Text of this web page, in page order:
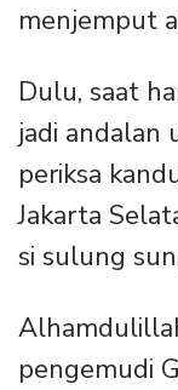
menjemput
Dulu, saat
jadi andalan
periksa
Jakarta
si sulung
pengemudi